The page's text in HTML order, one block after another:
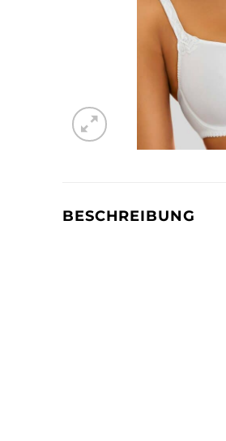
BESCHREIBUNG